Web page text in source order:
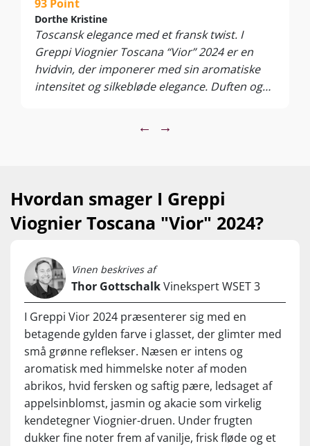
James Suckling, Vinum og Jeb Dunnuck!
Vi skal advare om meget få flasker fra denne kultproduktion.
Nyd den til stegte fisk og skaldyr, tapas, fjerkræ, lyst kød,
93 Point
Dorthe Kristine
Toscansk elegance med et fransk twist. I
Greppi Viognier Toscana “Vior” 2024 er en
hvidvin, der imponerer med sin aromatiske
intensitet og silkebløde elegance. Duften og
giver vinen både dybde og en imponerende
friskhed. En karakterfuld Viognier, der passer
perfekt til fisk, skaldyr, lyst fjerkræ eller blot
← →
Hvordan smager I Greppi
Viognier Toscana "Vior" 2024?
Vinen beskrives af
Thor GottschalkVinekspert WSET 3
I Greppi Vior 2024 præsenterer sig med en
betagende gylden farve i glasset, der glimter med
små grønne reflekser. Næsen er intens og
aromatisk med himmelske noter af moden
abrikos, hvid fersken og saftig pære, ledsaget af
appelsinblomst, jasmin og akacie som virkelig
kendetegner Viognier-druen. Under frugten
dukker fine noter frem af vanilje, frisk fløde og et